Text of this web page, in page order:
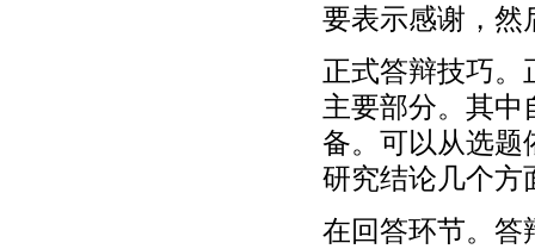
要表示感谢，然
正式答辩技巧。
主要部分。其中
备。可以从选题
研究结论几个方
在回答环节。答